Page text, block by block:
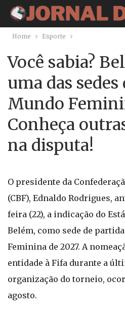
Home Esporte
Você sabia?
uma das sedes
Mundo
Conheça
na disputa!
O presidente da
(CBF), Ednaldo Rodrigues,
feira (22), a indicação do
Belém, como sede de
Feminina de 2027. A
entidade à Fifa durante a
organização do torneio,
agosto.